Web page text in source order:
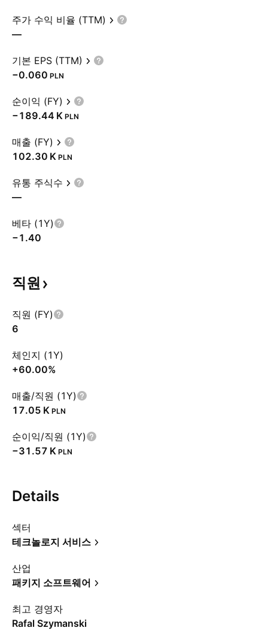
주가 수익 비율 (TTM)
—
기본 EPS (TTM)
−0.060 PLN
순이익 (FY)
‪−189.44 K‬ PLN
매출 (FY)
‪102.30 K‬ PLN
유통 주식수
—
베타 (1Y)
−1.40
직원
직원 (FY)
6
체인지 (1Y)
+60.00%
매출/직원 (1Y)
‪17.05 K‬ PLN
순이익/직원 (1Y)
‪−31.57 K‬ PLN
Details
섹터
테크놀로지 서비스
산업
패키지 소프트웨어
최고 경영자
Rafal Szymanski